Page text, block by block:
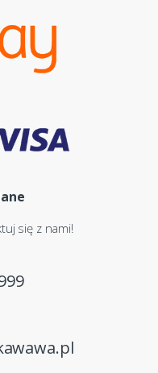
się z nami!